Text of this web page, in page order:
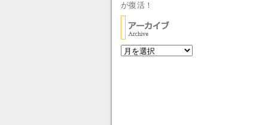
が復活！